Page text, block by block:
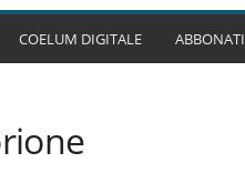
COELUM DIGITALE ABBONATI